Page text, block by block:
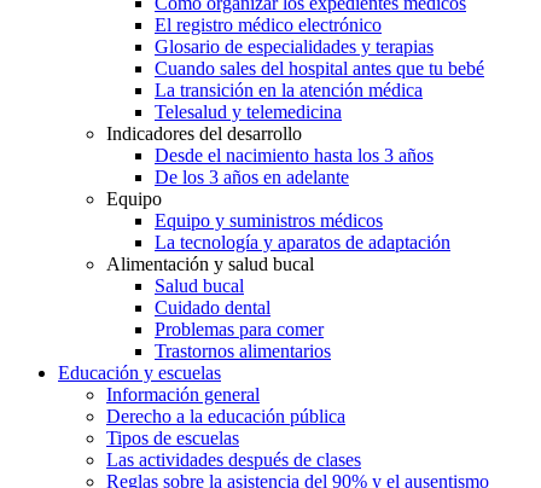
El registro médico electrónico
Glosario de especialidades y terapias
Cuando sales del hospital antes que tu bebé
La transición en la atención médica
Telesalud y telemedicina
Indicadores del desarrollo
Desde el nacimiento hasta los 3 años
De los 3 años en adelante
Equipo
Equipo y suministros médicos
La tecnología y aparatos de adaptación
Alimentación y salud bucal
Salud bucal
Cuidado dental
Problemas para comer
Trastornos alimentarios
Educación y escuelas
Información general
Derecho a la educación pública
Tipos de escuelas
Las actividades después de clases
Reglas sobre la asistencia del 90% y el ausentismo